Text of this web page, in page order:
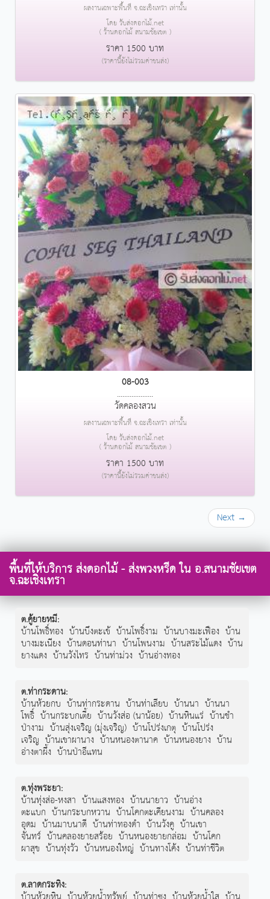
ผลงานเฉพาะพื้นที่ จ.ฉะเชิงเทรา เท่านั้น
โดย รับส่งดอกไม้.net
( ร้านดอกไม้ สนามชัยเขต )
ราคา 1500 บาท
(ราคานี้ยังไม่รวมค่าขนส่ง)
08-003
....................
วัดคลองสวน
ผลงานเฉพาะพื้นที่ จ.ฉะเชิงเทรา เท่านั้น
โดย รับส่งดอกไม้.net
( ร้านดอกไม้ สนามชัยเขต )
ราคา 1500 บาท
(ราคานี้ยังไม่รวมค่าขนส่ง)
Next →
พื้นที่ให้บริการ ส่งดอกไม้ - ส่งพวงหรีด ใน อ.สนามชัยเขต
จ.ฉะเชิงเทรา
ต.คู้ยายหมี:
บ้านโพธิ์ทอง บ้านบึงตะเข้ บ้านโพธิ์งาม บ้านบางมะเฟือง บ้าน
บางมะเนียง บ้านดอนท่านา บ้านโพนงาม บ้านสระไม้แดง บ้าน
ยางแดง บ้านวังไทร บ้านท่าม่วง บ้านอ่างทอง
ต.ท่ากระดาน:
บ้านห้วยกบ บ้านท่ากระดาน บ้านท่าเลียบ บ้านนา บ้านนา
โพธิ์ บ้านกระบกเตี้ย บ้านวังส่อ (นาน้อย) บ้านหินแร่ บ้านชำ
ป่างาม บ้านสุ่งเจริญ (มุ่งเจริญ) บ้านโปร่งเกตุ บ้านโปร่ง
เจริญ บ้านเขาผานาง บ้านหนองตานาค บ้านหนองยาง บ้าน
อ่างตาผึ้ง บ้านป่าอีแทน
ต.ทุ่งพระยา:
บ้านทุ่งส่อ-หงสา บ้านแสงทอง บ้านนายาว บ้านอ่าง
ตะแบก บ้านกระบกหวาน บ้านโคกตะเคียนงาม บ้านคลอง
อุดม บ้านมาบนาดี บ้านท่าทองดำ บ้านวังคู บ้านเขา
จันทร์ บ้านคลองยายสร้อย บ้านหนองยายกล่อม บ้านโคก
ผาสุข บ้านทุ่งวัว บ้านหนองใหญ่ บ้านทางโค้ง บ้านท่าชีวิต
ต.ลาดกระทิง: